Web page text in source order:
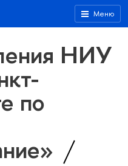
Меню
НИУ
по